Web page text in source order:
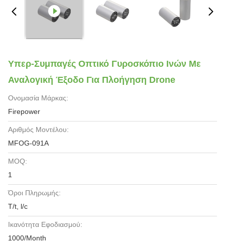
Υπερ-Συμπαγές Οπτικό Γυροσκόπιο Ινών Με
Αναλογική Έξοδο Για Πλοήγηση Drone
Ονομασία Μάρκας:
Firepower
Αριθμός Μοντέλου:
MFOG-091Α
MOQ:
1
Όροι Πληρωμής:
T/t, l/c
Ικανότητα Εφοδιασμού:
1000/Month